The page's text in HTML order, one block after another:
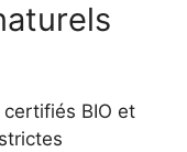
BIO et